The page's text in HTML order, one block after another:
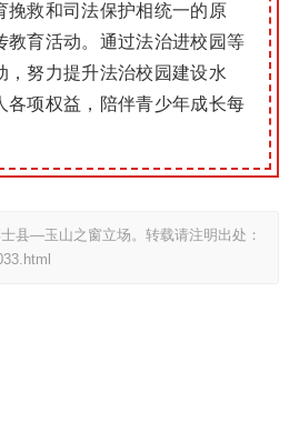
挽救和司法保护相统一的原
教育活动。通过法治进校园等
，努力提升法治校园建设水
各项权益，陪伴青少年成长每
县—玉山之窗立场。转载请注明出处：